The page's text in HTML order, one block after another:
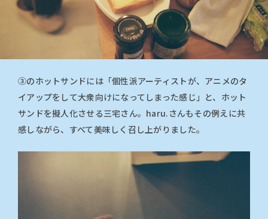
③のホットサンドには「個性派アーティストが、アニメのタ
イアップをして大衆向けになってしまった感じ」と、ホット
サンドを擬人化させる三宅さん。haru.さんもその例えに共
感しながら、すべて美味しく召し上がりました。